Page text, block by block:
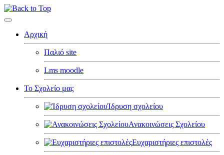
Αρχική
Παλιό site
Lms moodle
Το Σχολείο μας
Ίδρυση σχολείου
Ανακοινώσεις Σχολείου
Ευχαριστήριες επιστολές